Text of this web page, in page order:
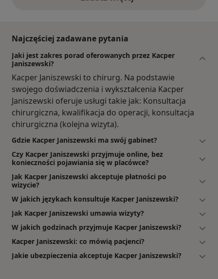
opinie powyżej
Najczęściej zadawane pytania
Jaki jest zakres porad oferowanych przez Kacper
Janiszewski?
Kacper Janiszewski to chirurg. Na podstawie
swojego doświadczenia i wykształcenia Kacper
Janiszewski oferuje usługi takie jak: Konsultacja
chirurgiczna, kwalifikacja do operacji, konsultacja
chirurgiczna (kolejna wizyta).
Gdzie Kacper Janiszewski ma swój gabinet?
Czy Kacper Janiszewski przyjmuje online, bez
konieczności pojawiania się w placówce?
Jak Kacper Janiszewski akceptuje płatności po
wizycie?
W jakich językach konsultuje Kacper Janiszewski?
Jak Kacper Janiszewski umawia wizyty?
W jakich godzinach przyjmuje Kacper Janiszewski?
Kacper Janiszewski: co mówią pacjenci?
Jakie ubezpieczenia akceptuje Kacper Janiszewski?